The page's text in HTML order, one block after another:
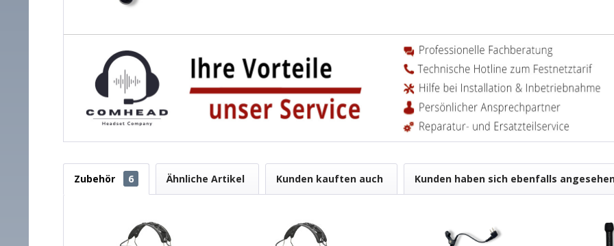
Zubehör 6 Ähnliche Artikel Kunden kauften auch Kunden haben sich ebenfalls